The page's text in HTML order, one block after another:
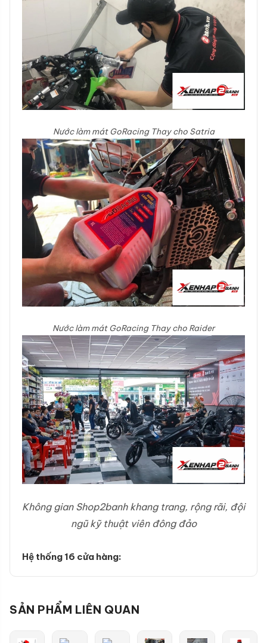
Nước làm mát GoRacing Thay cho Satria
Nước làm mát GoRacingThay cho Raider
Không gian Shop2banh khang trang, rộng rãi, đội
ngũ kỹ thuật viên đông đảo
Hệ thống 16 cửa hàng:
SẢN PHẨM LIÊN QUAN